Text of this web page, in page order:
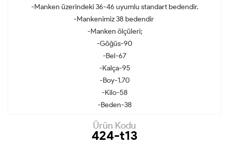
-Manken üzerindeki 36-46 uyumlu standart bedendir.
-Mankenimiz 38 bedendir
-Manken ölçüleri;
-Göğüs-90
-Bel-67
-Kalça-95
-Boy-1.70
-Kilo-58
-Beden-38
Ürün Kodu
424-t13